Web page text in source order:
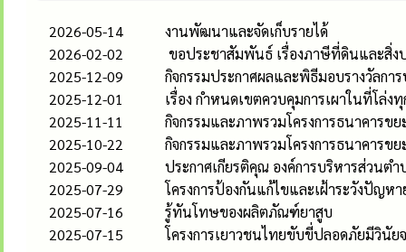
2026-05-14
งานพัฒนาและจัดเก็บรายได้
2026-02-02
ขอประชาสัมพันธ์ เรื่องภาษีที่ดินและสิ่ง
2025-12-09
กิจกรรมประกาศผลและพิธีมอบรางวัลกา
2025-12-01
เรื่อง กำหนดเขตควบคุมการเผาในที่โล่
2025-11-11
กิจกรรมและภาพรวมโครงการธนาคารข
2025-10-22
กิจกรรมและภาพรวมโครงการธนาคารข
2025-09-04
ประกาศเกียรติคุณ องค์การบริหารส่วนต
2025-07-29
โครงการป้องกันแก้ไขและเฝ้าระวังปัญห
2025-07-16
รู้ทันโทษของผลิตภัณฑ์ยาสูบ
2025-07-15
โครงการเยาวชนไทยขับขี่ปลอดภัยมีวินัย